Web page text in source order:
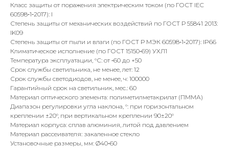
Класс защиты от поражения электрическим током (по ГОСТ IEC
60598‐1‐2017): I
Степень защиты от механических воздействий по ГОСТ Р 55841 2013:
IK09
Степень защиты от пыли и влаги (по ГОСТ Р МЭК 60598‐1‐2017): IP66
Климатическое исполнение (по ГОСТ 15150‐69) УХЛ1
Температура эксплуатации, °С: от ‐60 до +50
Срок службы светильника, не менее, лет: 12
Срок службы светодиодов, не менее, ч: 100000
Гарантийный срок на светильник, мес.: 60
Материал оптического элемента: полиметилметакрилат (ПММА)
Диапазон регулировки угла наклона, °: при горизонтальном
креплении ±20°, при вертикальном креплении 90±20°
Материал корпуса: сплав алюминия, литой под давлением
Материал рассеивателя: закаленное стекло
Установочные размеры, мм: Ø40‐60